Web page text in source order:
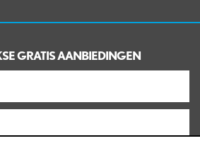
GRATIS AANBIEDINGEN